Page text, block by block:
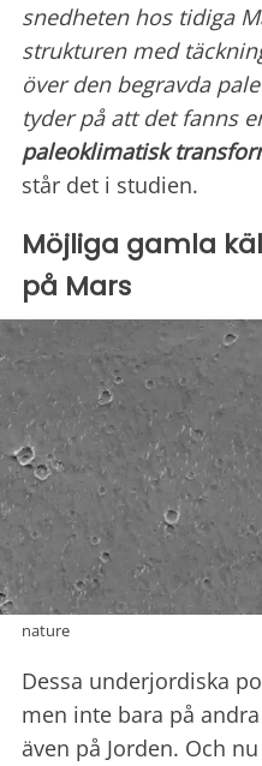
snedheten hos tidiga
strukturen med
över den begravda
tyder på att det fanns
paleoklimatisk
står det i studien.
Möjliga gamla
på Mars
nature
Dessa underjordiska
men inte bara på
även på Jorden. Och